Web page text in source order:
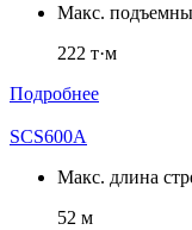
Макс.
222 т·м
Подробнее
SCS600A
Макс. длина
52 м